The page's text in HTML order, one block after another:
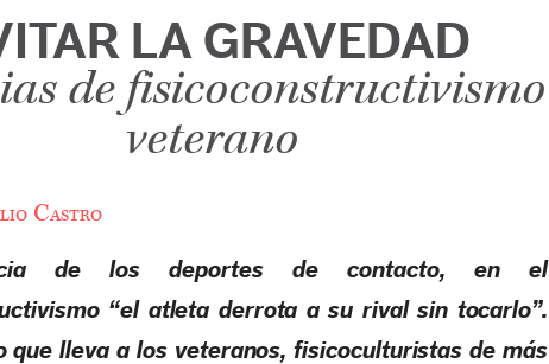
LA GRAVEDAD
de fisicoconstructivismo
veterano
Castro
de los deportes de contacto, en el
“el atleta derrota a su rival sin tocarlo”.
que lleva a los veteranos, fisicoculturistas de más